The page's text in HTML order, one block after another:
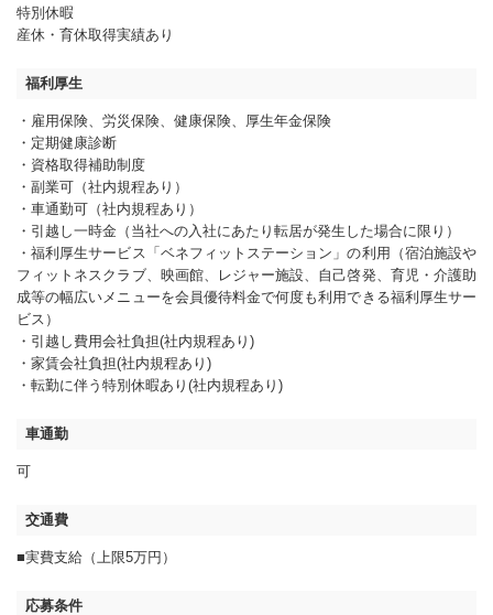
特別休暇
産休・育休取得実績あり
福利厚生
・雇用保険、労災保険、健康保険、厚生年金保険
・定期健康診断
・資格取得補助制度
・副業可（社内規程あり）
・車通勤可（社内規程あり）
・引越し一時金（当社への入社にあたり転居が発生した場合に限り）
・福利厚生サービス「ベネフィットステーション」の利用（宿泊施設や
フィットネスクラブ、映画館、レジャー施設、自己啓発、育児・介護助
成等の幅広いメニューを会員優待料金で何度も利用できる福利厚生サー
ビス）
・引越し費用会社負担(社内規程あり)
・家賃会社負担(社内規程あり)
・転勤に伴う特別休暇あり(社内規程あり)
車通勤
可
交通費
■実費支給（上限5万円）
応募条件